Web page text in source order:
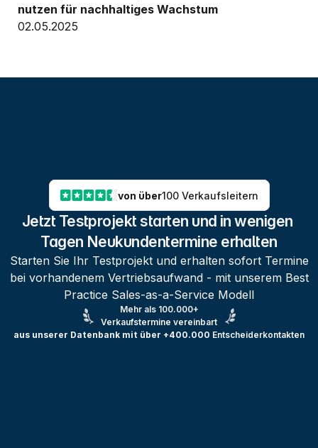
nutzen für nachhaltiges Wachstum
02.05.2025
von über100 Verkaufsleitern
Jetzt Testprojekt starten und in wenigen
Tagen Neukundentermine erhalten
Starten Sie Ihr Testprojekt und erhalten sofort Termine
bei vorhandenem Vertriebsaufwand - mit unserem Best
Practice Sales-as-a-Service Modell
Mehr als 100.000+
Verkaufstermine vereinbart
aus unserer Datenbank mit über +400.000 Entscheiderkontakten